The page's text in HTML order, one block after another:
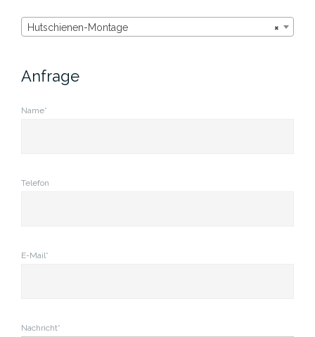
×
Hutschienen-Montage
Anfrage
Name*
Telefon
E-Mail*
Nachricht*